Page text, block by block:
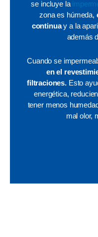
se incluye la
zona es húmeda,
continuay a la
además
Cuando se
en el
filtraciones. Esto
energética,
tener menos
mal olor,